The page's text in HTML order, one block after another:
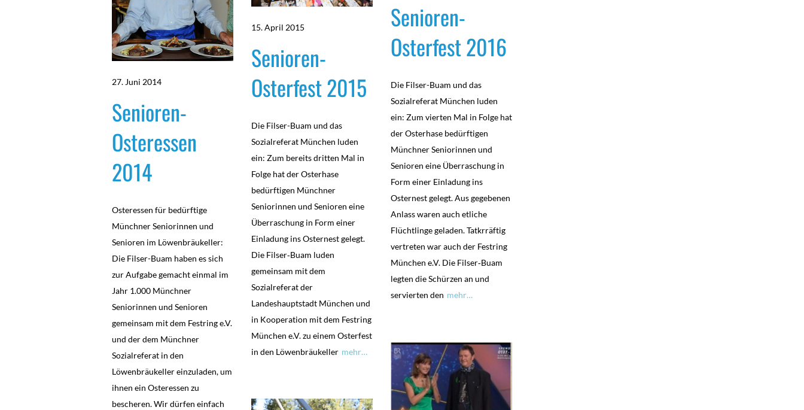
Senioren-
Osterfest 2016
Die Filser-Buam und das
Sozialreferat München luden
ein: Zum vierten Mal in Folge hat
der Osterhase bedürftigen
Münchner Seniorinnen und
Senioren eine Überraschung in
Form einer Einladung ins
Osternest gelegt. Aus gegebenen
Anlass waren auch etliche
Flüchtlinge geladen. Tatkrräftig
vertreten war auch der Festring
München e.V. Die Filser‐Buam
legten die Schürzen an und
servierten den mehr…
15. April 2015
Senioren-
Osterfest 2015
Die Filser-Buam und das
Sozialreferat München luden
ein: Zum bereits dritten Mal in
Folge hat der Osterhase
bedürftigen Münchner
Seniorinnen und Senioren eine
Überraschung in Form einer
Einladung ins Osternest gelegt.
Die Filser‐Buam luden
gemeinsam mit dem
Sozialreferat der
Landeshauptstadt München und
in Kooperation mit dem Festring
München e.V. zu einem Osterfest
in den Löwenbräukeller mehr…
27. Juni 2014
Senioren-
Osteressen
2014
Osteressen für bedürftige
Münchner Seniorinnen und
Senioren im Löwenbräukeller:
Die Filser-Buam haben es sich
zur Aufgabe gemacht einmal im
Jahr 1.000 Münchner
Seniorinnen und Senioren
gemeinsam mit dem Festring e.V.
und der dem Münchner
Sozialreferat in den
Löwenbräukeller einzuladen, um
ihnen ein Osteressen zu
bescheren. Wir dürfen einfach